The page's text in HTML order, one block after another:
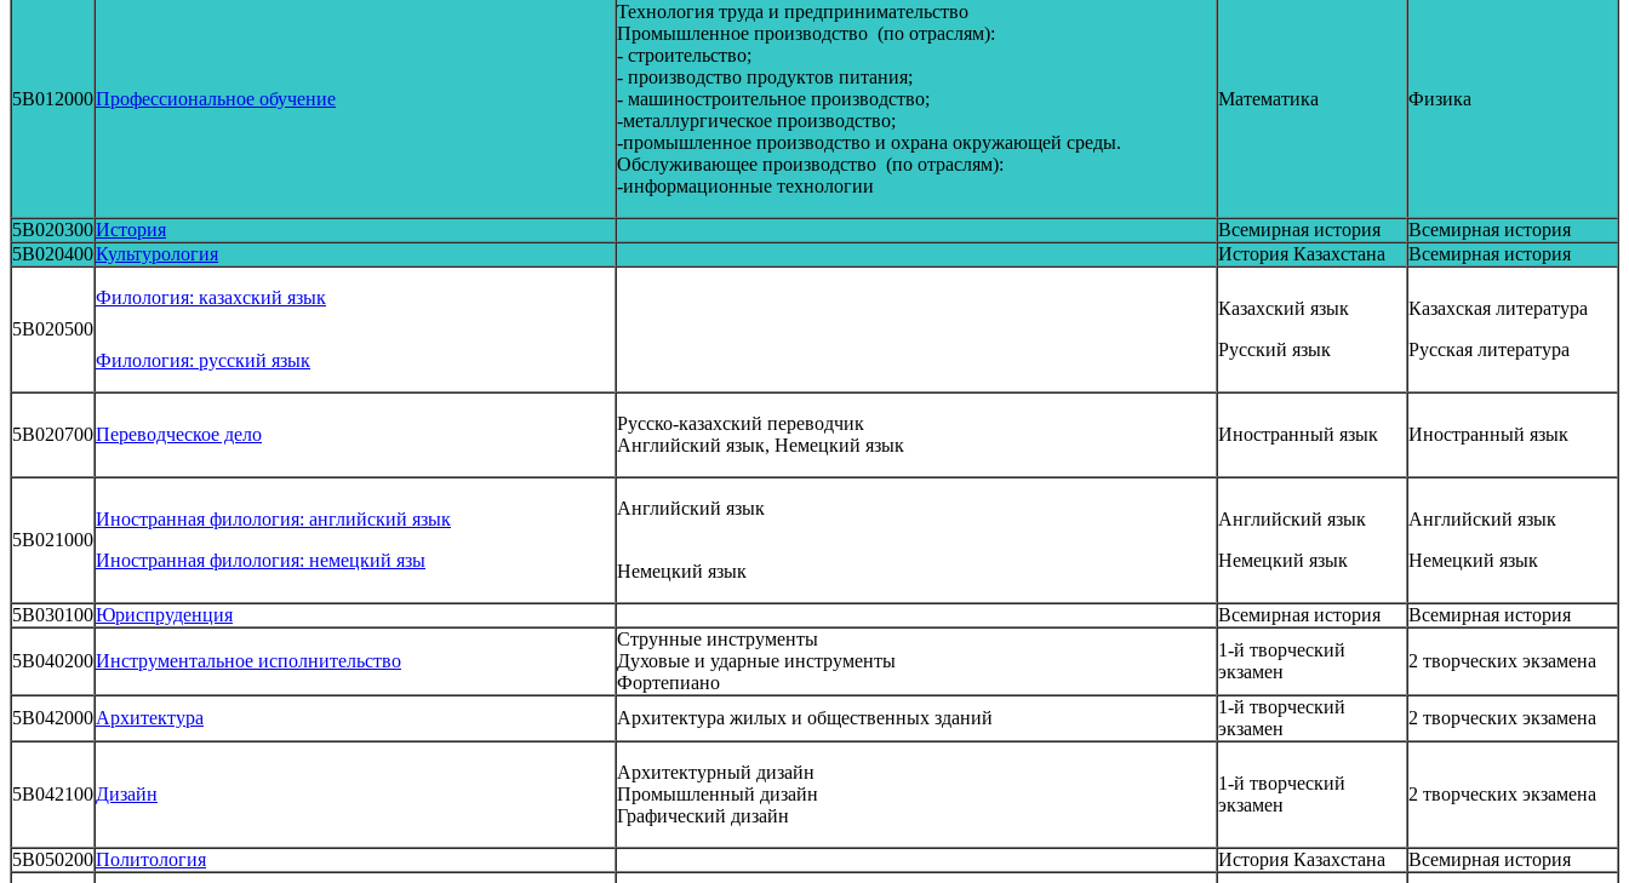
5B012000Профессиональное обучение
Технология труда и предпринимательство
Промышленное производство (по отраслям):
- строительство;
- производство продуктов питания;
- машиностроительное производство;
-металлургическое производство;
-промышленное производство и охрана окружающей среды.
Обслуживающее производство (по отраслям):
-информационные технологии
Математика Физика
5B020300История Всемирная история
Всемирная история
5B020400Культурология История Казахстана Всемирная история
5B020500
Филология: казахский язык
Филология: русский язык
Казахский язык
Русский язык
Казахская литература
Русская литература
5B020700Переводческое дело
Русско-казахский переводчик
Английский язык, Немецкий язык
Иностранный язык Иностранный язык
5B021000
Иностранная филология: английский язык
Иностранная филология: немецкий язы
Английский язык
Немецкий язык
Английский язык
Немецкий язык
Английский язык
Немецкий язык
5B030100Юриспруденция Всемирная история Всемирная история
5B040200Инструментальное исполнительство
Струнные инструменты
Духовые и ударные инструменты
Фортепиано
1-й творческий
экзамен
2 творческих экзамена
5B042000Архитектура Архитектура жилых и общественных зданий
1-й творческий
экзамен
2 творческих экзамена
5B042100Дизайн
Архитектурный дизайн
Промышленный дизайн
Графический дизайн
1-й творческий
экзамен
2 творческих экзамена
5B050200Политология История Казахстана Всемирная история